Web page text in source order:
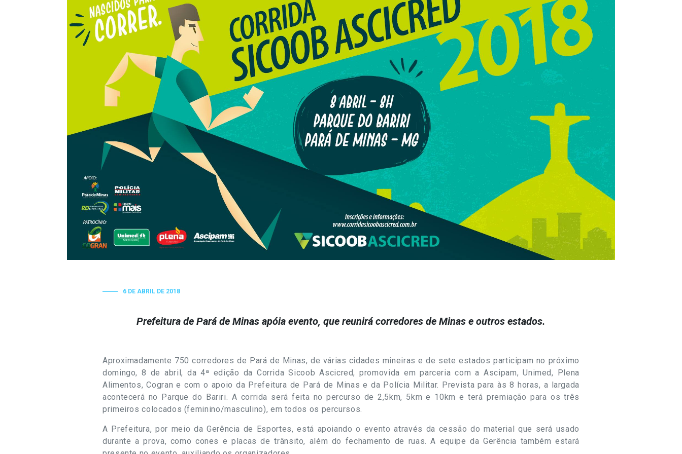
6 DE ABRIL DE 2018
Prefeitura de Pará de Minas apóia evento, que reunirá corredores de Minas e outros estados.
Aproximadamente 750 corredores de Pará de Minas, de várias cidades mineiras e de sete estados participam no próximo
domingo,8 de abril, da 4ª edição da Corrida Sicoob Ascicred, promovida em parceria com a Ascipam, Unimed, Plena
Alimentos, Cogran e com o apoio da Prefeitura de Pará de Minas e da Polícia Militar. Prevista para às 8 horas, a largada
acontecerá no Parque do Bariri. A corrida será feita no percurso de 2,5km, 5km e 10km eterá premiação para os três
primeiros colocados (feminino/masculino), em todos os percursos.
A Prefeitura, por meio da Gerência de Esportes, está apoiando o evento através da cessão do material que será usado
durante a prova, como cones e placas de trânsito, além do fechamento de ruas. A equipe da Gerência também estará